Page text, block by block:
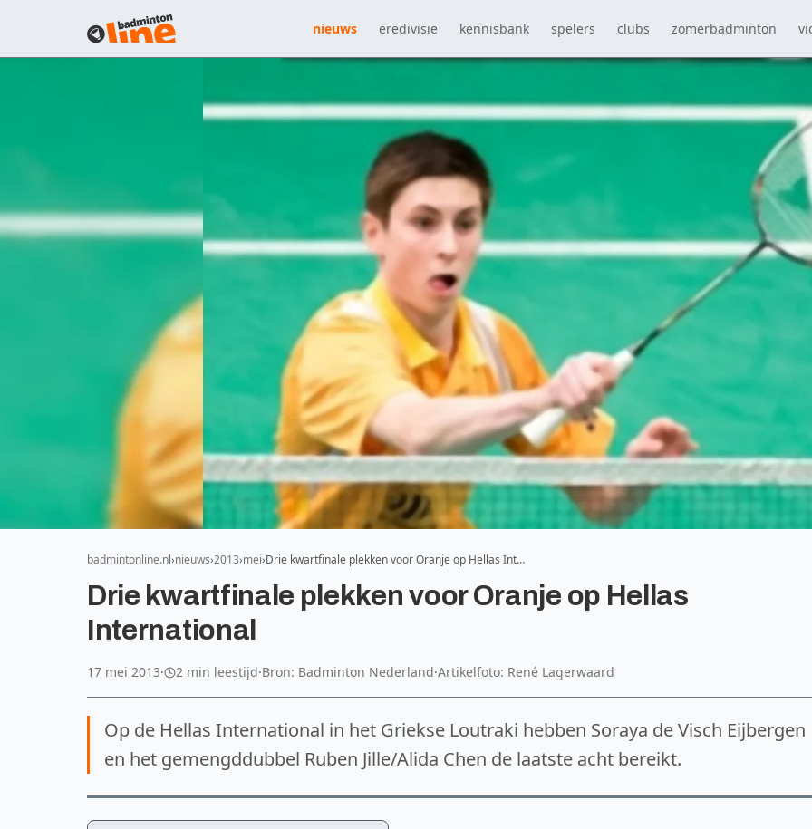
nieuws eredivisie kennisbank spelers clubs zomerbadminton
badmintonline.nl nieuws 2013 mei Drie kwartfinale plekken voor Oranje op Hellas Int…
Drie kwartfinale plekken voor Oranje op Hellas
International
17 mei 2013· 2 min leestijd·Bron: Badminton Nederland·Artikelfoto: René Lagerwaard
Op de Hellas International in het Griekse Loutraki hebben Soraya de Visch Eijbergen
en het gemengddubbel Ruben Jille/Alida Chen de laatste acht bereikt.